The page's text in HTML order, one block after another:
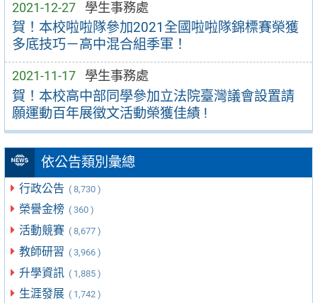
2021-12-27 學生事務處
賀！本校啦啦隊參加2021全國啦啦隊錦標賽榮獲
多底技巧－高中混合組季軍！
2021-11-17 學生事務處
賀！本校高中部同學參加立法院臺灣議會設置請
願運動百年展徵文活動榮獲佳績 !
依公告類別彙總
行政公告 ( 8,730 )
榮譽金榜 ( 360 )
活動競賽 ( 8,677 )
教師研習 ( 3,966 )
升學資訊 ( 1,885 )
生涯發展 ( 1,742 )